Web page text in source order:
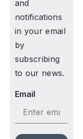
and
notifications
in your email
by
subscribing
to our news.
Email